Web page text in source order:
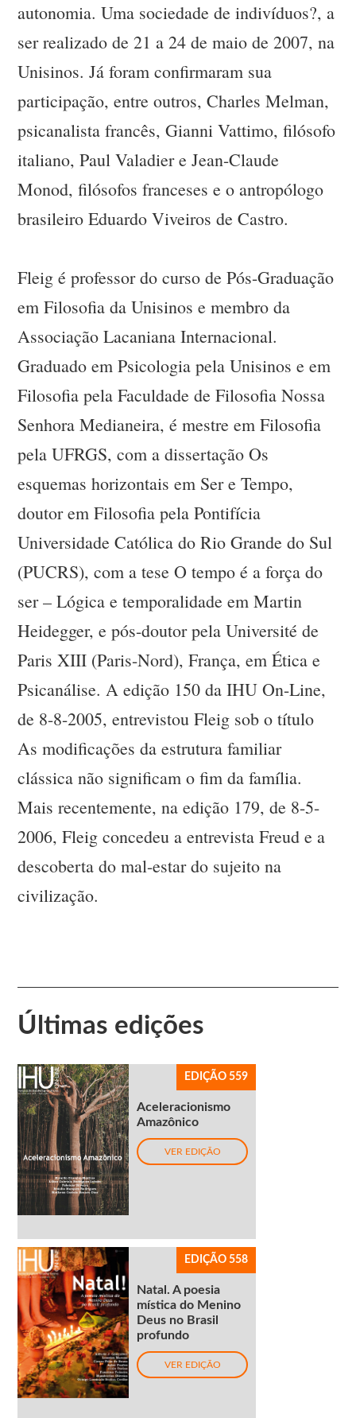
autonomia. Uma sociedade de indivíduos?, a
ser realizado de 21 a 24 de maio de 2007, na
Unisinos. Já foram confirmaram sua
participação, entre outros, Charles Melman,
psicanalista francês, Gianni Vattimo, filósofo
italiano, Paul Valadier e Jean-Claude
Monod, filósofos franceses e o antropólogo
brasileiro Eduardo Viveiros de Castro.
Fleig é professor do curso de Pós-Graduação
em Filosofia da Unisinos e membro da
Associação Lacaniana Internacional.
Graduado em Psicologia pela Unisinos e em
Filosofia pela Faculdade de Filosofia Nossa
Senhora Medianeira, é mestre em Filosofia
pela UFRGS, com a dissertação Os
esquemas horizontais em Ser e Tempo,
doutor em Filosofia pela Pontifícia
Universidade Católica do Rio Grande do Sul
(PUCRS), com a tese O tempo é a força do
ser – Lógica e temporalidade em Martin
Heidegger, e pós-doutor pela Université de
Paris XIII (Paris-Nord), França, em Ética e
Psicanálise. A edição 150 da IHU On-Line,
de 8-8-2005, entrevistou Fleig sob o título
As modificações da estrutura familiar
clássica não significam o fim da família.
Mais recentemente, na edição 179, de 8-5-
2006, Fleig concedeu a entrevista Freud e a
descoberta do mal-estar do sujeito na
civilização.
Últimas edições
EDIÇÃO 559
Aceleracionismo
Amazônico
VER EDIÇÃO
EDIÇÃO 558
Natal. A poesia
mística do Menino
Deus no Brasil
profundo
VER EDIÇÃO